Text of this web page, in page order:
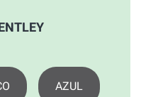
AZUL